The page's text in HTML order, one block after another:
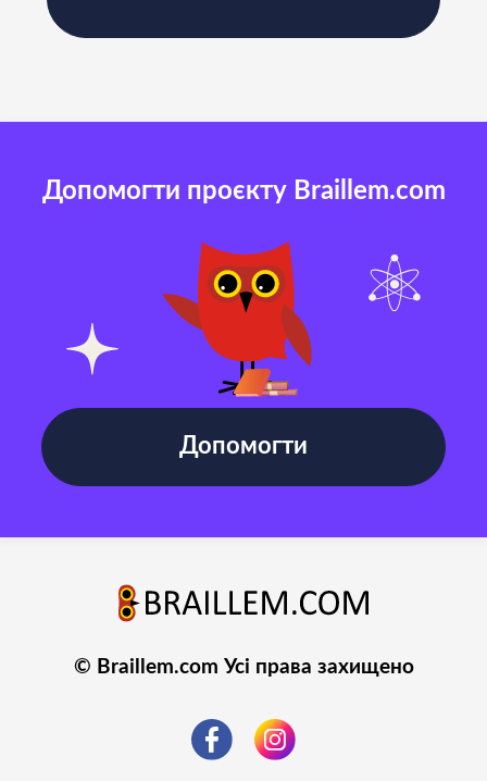
Допомогти проєкту Braillem.com
Допомогти
© Braillem.com Усі права захищено